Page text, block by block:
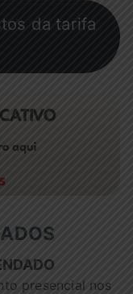
da tarifa
presencial nos